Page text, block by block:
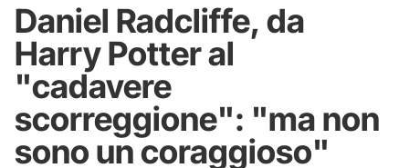
Daniel Radcliffe, da
Harry Potter al
"cadavere
scorreggione": "ma non
sono un coraggioso"